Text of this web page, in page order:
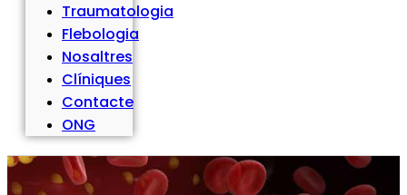
Traumatologia
Flebologia
Nosaltres
Clíniques
Contacte
ONG